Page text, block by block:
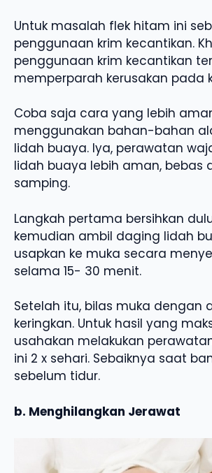
Untuk masalah flek hitam ini
penggunaan krim kecantikan.
penggunaan krim kecantikan
memperparah kerusakan pada
Coba saja cara yang lebih
menggunakan bahan-bahan
lidah buaya. Iya, perawatan
lidah buaya lebih aman, bebas
samping.
Langkah pertama bersihkan
kemudian ambil daging lidah
usapkan ke muka secara
selama 15- 30 menit.
Setelah itu, bilas muka dengan
keringkan. Untuk hasil yang
usahakan melakukan
ini 2 x sehari. Sebaiknya saat
sebelum tidur.
b. Menghilangkan Jerawat